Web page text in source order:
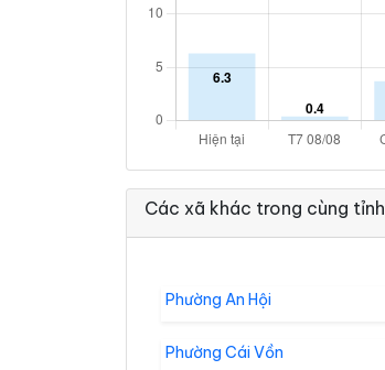
Các xã khác trong cùng tỉnh
Phường An Hội
Phường Cái Vồn